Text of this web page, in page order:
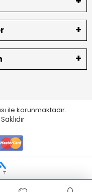
ile korunmaktadır.